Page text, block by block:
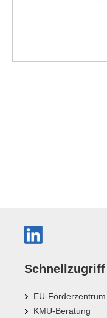
Schnellzugriff
EU-Förderzentrum
KMU-Beratung